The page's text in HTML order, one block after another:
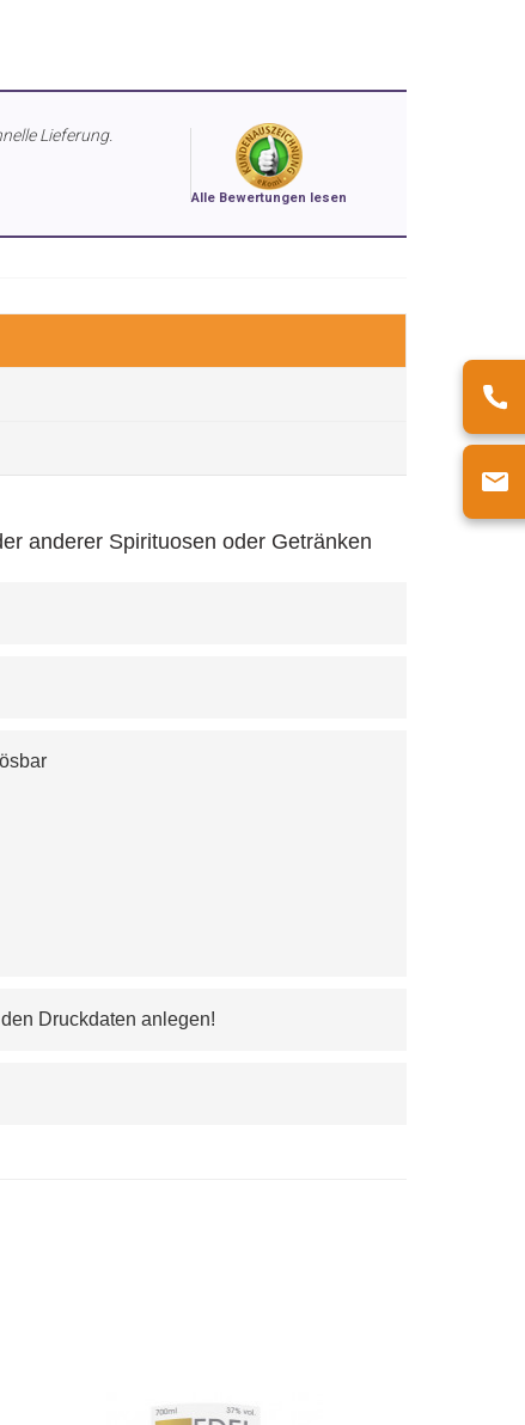
Lieferung.
Alle Bewertungen lesen
anderer Spirituosen oder Getränken
Druckdaten anlegen!